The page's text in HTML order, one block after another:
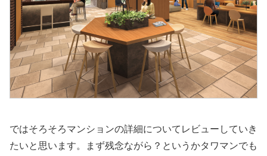
ではそろそろマンションの詳細についてレビューしていき
たいと思います。まず残念ながら？というかタワマンでも